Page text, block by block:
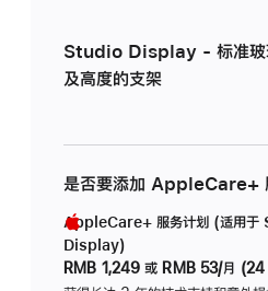
Studio Display - 标准玻
及高度的支架
是否要添加 AppleCare+
AppleCare+ 服务计划 (适用
Display)
RMB 1,249 或 RMB 53/月 (24